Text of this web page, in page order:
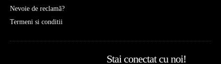
Nevoie de reclamă?
Termeni si conditii
Stai conectat cu noi!